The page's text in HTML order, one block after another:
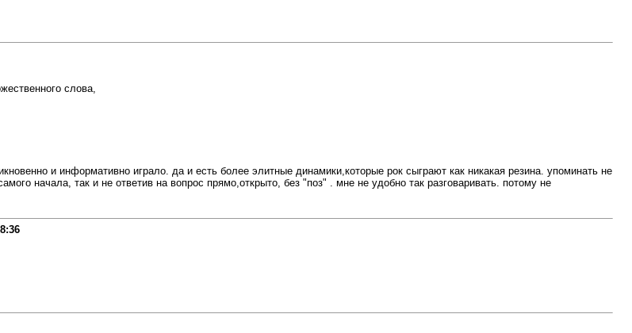
слова,
и информативно играло. да и есть более элитные динамики,которые рок сыграют как никакая резина. упоминать не
начала, так и не ответив на вопрос прямо,открыто, без "поз" . мне не удобно так разговаривать. потому не